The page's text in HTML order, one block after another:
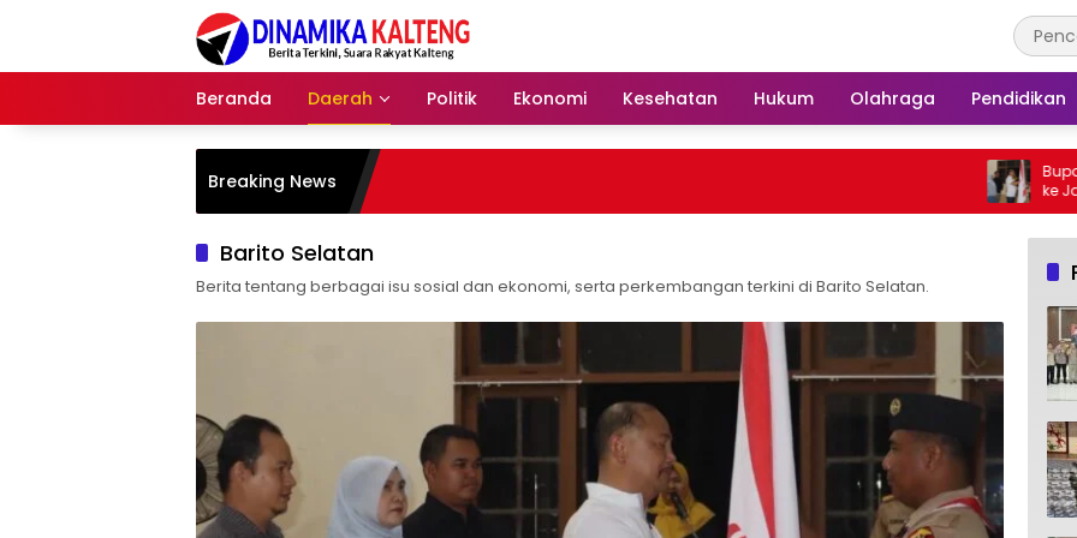
Beranda
Daerah Politik Ekonomi Kesehatan Hukum Olahraga Pendidikan
Breaking News
Bupati Barsel Lepas
ke Jambore
Barito Selatan
Berita tentang berbagai isu sosial dan ekonomi, serta perkembangan terkini di Barito Selatan.